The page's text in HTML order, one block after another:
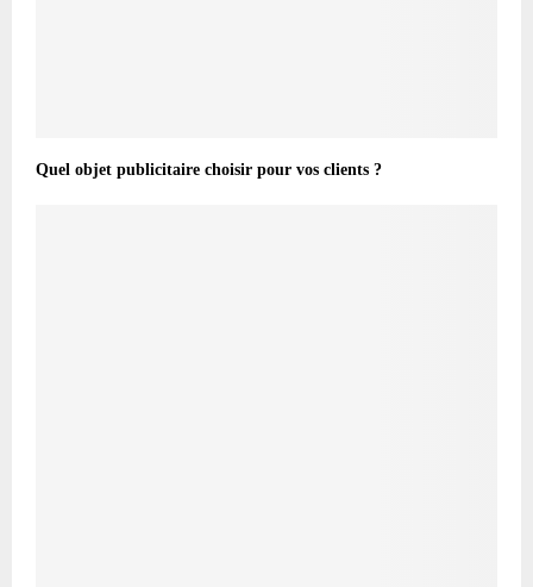
Quel objet publicitaire choisir pour vos clients ?